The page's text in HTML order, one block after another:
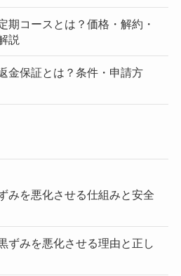
期コースとは？価格・解約・
説
金保証とは？条件・申請方
みを悪化させる仕組みと安全
ずみを悪化させる理由と正し